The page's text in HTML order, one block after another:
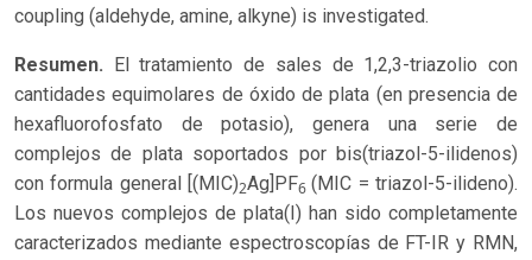
coupling (aldehyde, amine, alkyne) is investigated.
Resumen. El tratamiento de sales de 1,2,3-triazolio con
cantidades equimolares de óxido de plata (en presencia de
hexafluorofosfato de potasio), genera una serie de
complejos de plata soportados por bis(triazol-5-ilidenos)
con formula general [(MIC)2Ag]PF6(MIC = triazol-5-ilideno).
Los nuevos complejos de plata(I) han sido completamente
caracterizados mediante espectroscopías de FT-IR y RMN,